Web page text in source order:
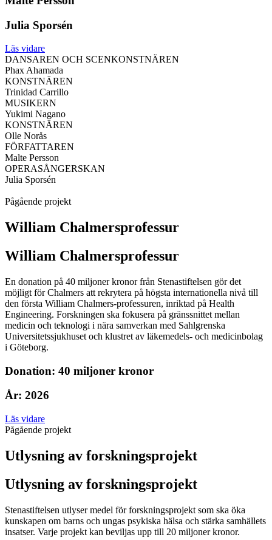
Julia Sporsén
Läs vidare
DANSAREN OCH SCENKONSTNÄREN
Phax Ahamada
KONSTNÄREN
Trinidad Carrillo
MUSIKERN
Yukimi Nagano
KONSTNÄREN
Olle Norås
FÖRFATTAREN
Malte Persson
OPERASÅNGERSKAN
Julia Sporsén
Pågående projekt
William Chalmersprofessur
William Chalmers­professur
En donation på 40 miljoner kronor från Stenastiftelsen gör det
möjligt för Chalmers att rekrytera på högsta internationella nivå till
den första William Chalmers-professuren, inriktad på Health
Engineering. Forskningen ska fokusera på gränssnittet mellan
medicin och teknologi i nära samverkan med Sahlgrenska
Universitetssjukhuset och klustret av läkemedels- och medicinbolag
i Göteborg.
Donation: 40 miljoner kronor
År: 2026
Läs vidare
Pågående projekt
Utlysning av forskningsprojekt
Utlysning av forsknings­projekt
Stenastiftelsen utlyser medel för forskningsprojekt som ska öka
kunskapen om barns och ungas psykiska hälsa och stärka samhällets
insatser. Varje projekt kan beviljas upp till 20 miljoner kronor.